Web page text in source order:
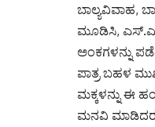
ಬಾಲ್ಯವಿವಾಹ,
ಮೂಡಿಸಿ,
ಅಂಕಗಳನ್ನು
ಪಾತ್ರ ಬಹಳ
ಮಕ್ಕಳನ್ನು ಈ
ಮನವಿ